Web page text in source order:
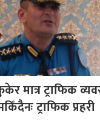
मात्र ट्राफिक
ट्राफिक प्रहरी